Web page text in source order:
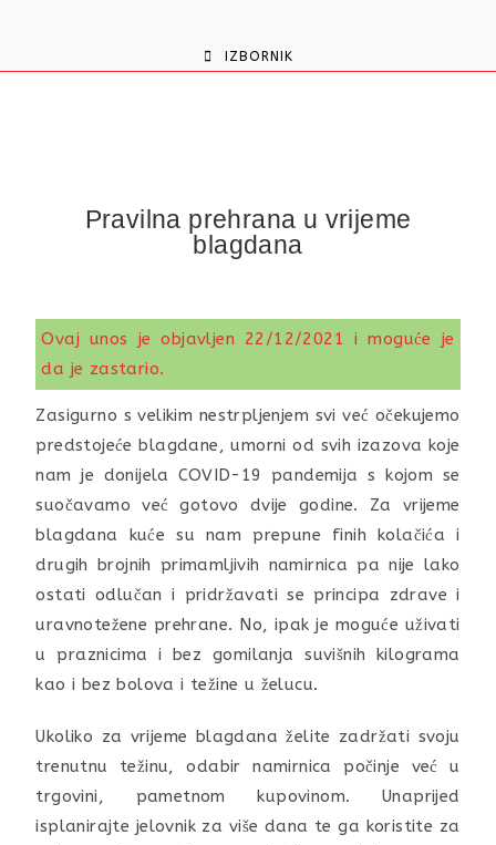
IZBORNIK
Pravilna prehrana u vrijeme
blagdana
Ovaj unos je objavljen 22/12/2021 i moguće je
da je zastario.
Zasigurno s velikim nestrpljenjem svi već očekujemo
predstojeće blagdane, umorni od svih izazova koje
nam je donijela COVID-19 pandemija s kojom se
suočavamo već gotovo dvije godine. Za vrijeme
blagdana kuće su nam prepune finih kolačića i
drugih brojnih primamljivih namirnica pa nije lako
ostati odlučan i pridržavati se principa zdrave i
uravnotežene prehrane. No, ipak je moguće uživati
u praznicima i bez gomilanja suvišnih kilograma
kao i bez bolova i težine u želucu.
Ukoliko za vrijeme blagdana želite zadržati svoju
trenutnu težinu, odabir namirnica počinje već u
trgovini, pametnom kupovinom. Unaprijed
isplanirajte jelovnik za više dana te ga koristite za